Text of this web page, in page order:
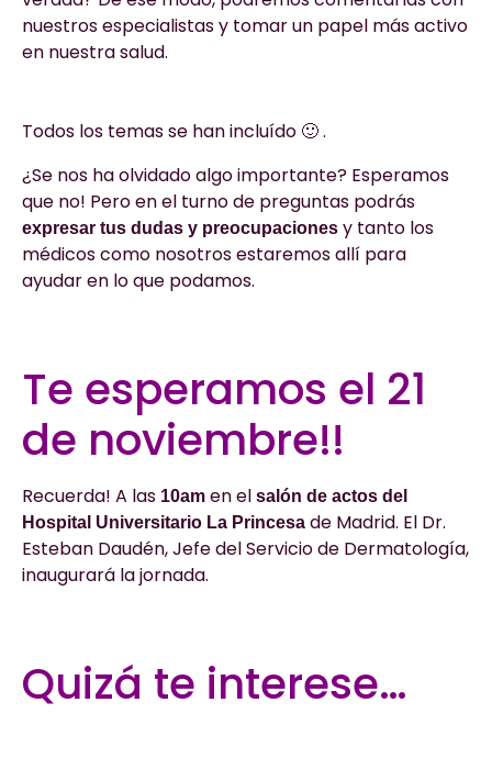
nuestros especialistas y tomar un papel más activo
en nuestra salud.
Todos los temas se han incluído 🙂 .
¿Se nos ha olvidado algo importante? Esperamos
que no! Pero en el turno de preguntas podrás
expresar tus dudas y preocupaciones y tanto los
médicos como nosotros estaremos allí para
ayudar en lo que podamos.
Te esperamos el 21
de noviembre!!
Recuerda! A las 10am en el salón de actos del
Hospital Universitario La Princesa de Madrid. El Dr.
Esteban Daudén, Jefe del Servicio de Dermatología,
inaugurará la jornada.
Quizá te interese…